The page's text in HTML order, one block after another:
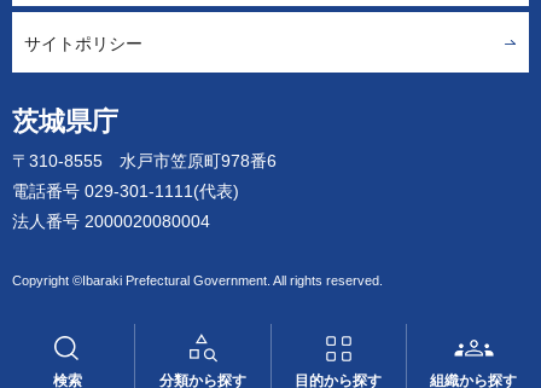
検索 分類から探す 目的から探す 組織から探す
茨城県庁
〒310-8555 水戸市笠原町978番6
電話番号 029-301-1111(代表)
法人番号 2000020080004
Copyright ©Ibaraki Prefectural Government. All rights reserved.
サイトポリシー